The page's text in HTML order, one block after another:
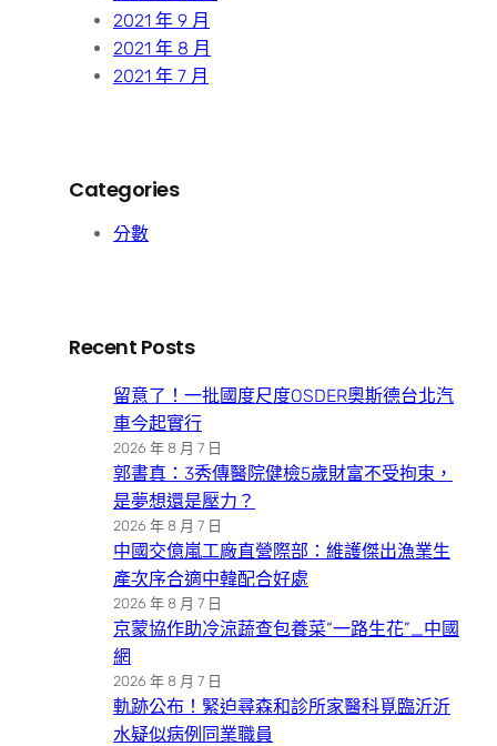
2021 年 9 月
2021 年 8 月
2021 年 7 月
Categories
分數
Recent Posts
留意了！一批國度尺度OSDER奧斯德台北汽
車今起實行
2026 年 8 月 7 日
郭書真：3秀傳醫院健檢5歲財富不受拘束，
是夢想還是壓力？
2026 年 8 月 7 日
中國交億嵐工廠直營際部：維護傑出漁業生
產次序合適中韓配合好處
2026 年 8 月 7 日
京蒙協作助冷涼蔬查包養菜“一路生花”_中國
網
2026 年 8 月 7 日
軌跡公布！緊迫尋森和診所家醫科覓臨沂沂
水疑似病例同業職員